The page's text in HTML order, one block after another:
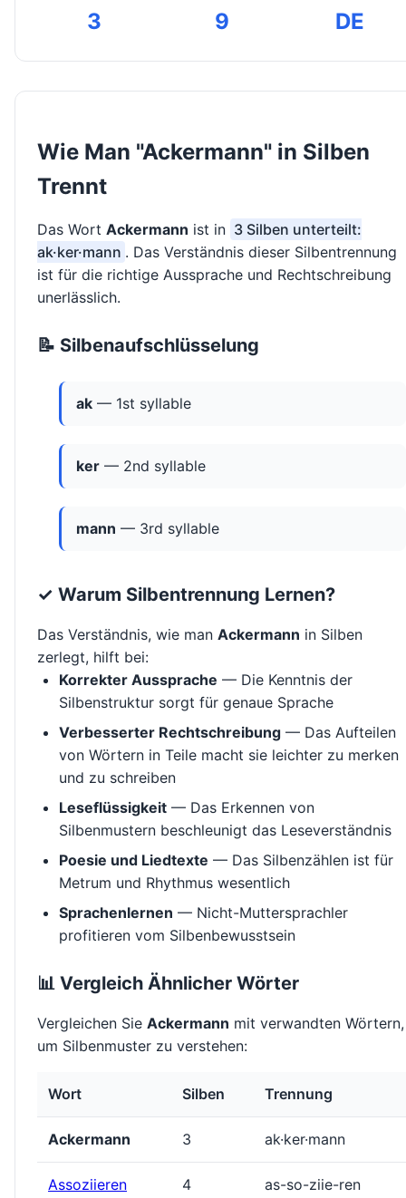
3 9 DE
Wie Man "Ackermann" in Silben
Trennt
Das Wort Ackermann ist in 3 Silben unterteilt:
ak·ker·mann . Das Verständnis dieser Silbentrennung
ist für die richtige Aussprache und Rechtschreibung
unerlässlich.
📝 Silbenaufschlüsselung
ak — 1st syllable
ker — 2nd syllable
mann — 3rd syllable
✓ Warum Silbentrennung Lernen?
Das Verständnis, wie man Ackermann in Silben
zerlegt, hilft bei:
Korrekter Aussprache — Die Kenntnis der
Silbenstruktur sorgt für genaue Sprache
Verbesserter Rechtschreibung — Das Aufteilen
von Wörtern in Teile macht sie leichter zu merken
und zu schreiben
Leseflüssigkeit — Das Erkennen von
Silbenmustern beschleunigt das Leseverständnis
Poesie und Liedtexte — Das Silbenzählen ist für
Metrum und Rhythmus wesentlich
Sprachenlernen — Nicht-Muttersprachler
profitieren vom Silbenbewusstsein
📊 Vergleich Ähnlicher Wörter
Vergleichen Sie Ackermann mit verwandten Wörtern,
um Silbenmuster zu verstehen:
Wort Silben Trennung
Ackermann 3 ak·ker·mann
Assoziieren 4 as-so-ziie-ren